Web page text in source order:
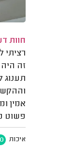
חוות
רציתי
זה
תענוג
אמין
פשוט
איכות